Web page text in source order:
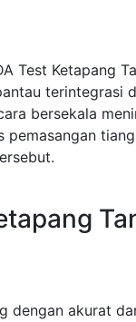
Test Ketapang
terintegrasi
bersekala
dengan akurat